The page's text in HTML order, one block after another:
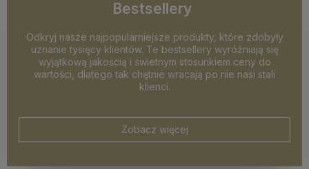
Bestsellery
Odkryj nasze najpopularniejsze produkty, które zdobyły
uznanie tysięcy klientów. Te bestsellery wyróżniają się
wyjątkową jakością i świetnym stosunkiem ceny do
wartości, dlatego tak chętnie wracają po nie nasi stali
klienci.
Zobacz więcej